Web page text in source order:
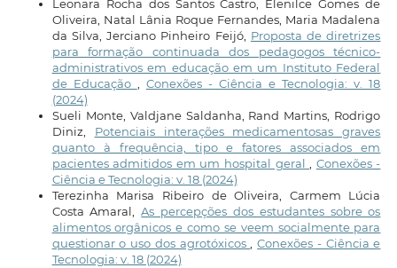
Leonara Rocha dos Santos Castro, Elenilce Gomes de
Oliveira, Natal Lânia Roque Fernandes, Maria Madalena
da Silva, Jerciano Pinheiro Feijó, Proposta de diretrizes
para formação continuada dos pedagogos técnico-
administrativos em educação em um Instituto Federal
de Educação , Conexões - Ciência e Tecnologia: v. 18
(2024)
Sueli Monte, Valdjane Saldanha, Rand Martins, Rodrigo
Diniz, Potenciais interações medicamentosas graves
quanto à frequência, tipo e fatores associados em
pacientes admitidos em um hospital geral, Conexões -
Ciência e Tecnologia: v. 18 (2024)
Terezinha Marisa Ribeiro de Oliveira, Carmem Lúcia
Costa Amaral,As percepções dos estudantes sobre os
alimentos orgânicos e como se veem socialmente para
questionar o uso dos agrotóxicos,Conexões - Ciência e
Tecnologia: v. 18 (2024)